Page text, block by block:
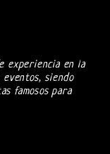
experiencia en la
siendo
famosos para